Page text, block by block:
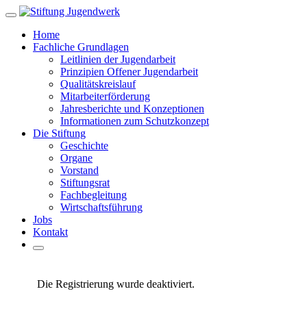
Zum
springenHome
Fachliche Grundlagen
Leitlinien der Jugendarbeit
Prinzipien Offener Jugendarbeit
Qualitätskreislauf
Mitarbeiterförderung
Jahresberichte und Konzeptionen
Informationen zum Schutzkonzept
Die Stiftung
Geschichte
Organe
Vorstand
Stiftungsrat
Fachbegleitung
Wirtschaftsführung
Jobs
Kontakt
Die Registrierung wurde deaktiviert.